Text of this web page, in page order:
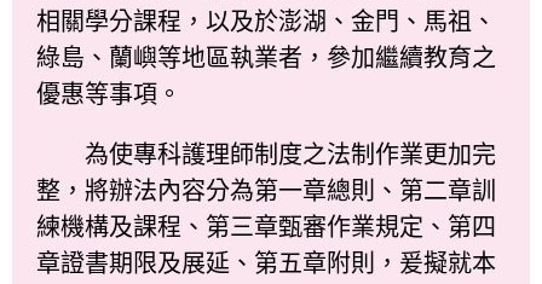
相關學分課程，以及於澎湖、金門、馬祖、
綠島、蘭嶼等地區執業者，參加繼續教育之
優惠等事項。
為使專科護理師制度之法制作業更加完
整，將辦法內容分為第一章總則、第二章訓
練機構及課程、第三章甄審作業規定、第四
章證書期限及展延、第五章附則，爰擬就本